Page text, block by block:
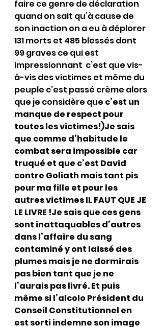
faire ce genre de déclaration
quand on sait qu’à cause de
son inaction on a eu à déplorer
131 morts et 485 blessés dont
99 graves ce qui est
impressionnant  c’est que vis-
à-vis des victimes et même du
peuple c’est passé crème alors
que je considère que c’est un
manque de respect pour
toutes les victimes!)Je sais
que comme d’habitude le
combat sera impossible car
truqué et que c’est David
contre Goliath mais tant pis
pour ma fille et pour les
autres victimes IL FAUT QUE JE
LE LIVRE !Je sais que ces gens
sont inattaquables d’autres
dans l’affaire du sang
contaminé y ont laissé des
plumes mais je ne dormirais
pas bien tant que je ne
l’aurais pas livré. Et puis
même si l’alcolo Président du
Conseil Constitutionnel en
est sorti indemne son image